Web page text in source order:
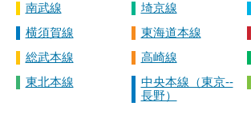
南武線
埼京線
横須賀線
東海道本線
総武本線
高崎線
東北本線
中央本線（東京--
長野）